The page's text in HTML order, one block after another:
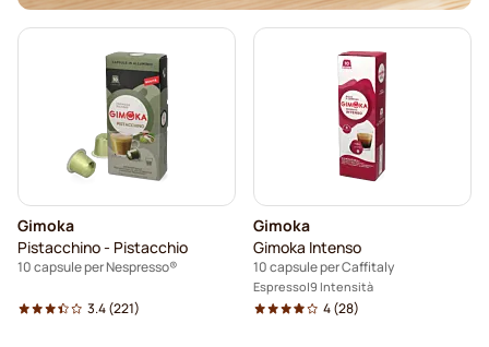
Gimoka
Pistacchino - Pistacchio
10 capsule per Nespresso®
3.4(221)
Gimoka
Gimoka Intenso
10 capsule per Caffitaly
Espresso 9 Intensità
4(28)